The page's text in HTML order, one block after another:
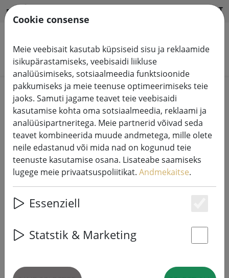
ET HILFE & SUPPORT
Otsi tooteid
Home Küünlad LED
Deluxe Homeart LED küünal
ehtsast vahast kaugjuhtimisega
10x10 cm valge
Cookie consense
Meie veebisait kasutab küpsiseid sisu ja reklaamide
isikupärastamiseks, veebisaidi liikluse
analüüsimiseks, sotsiaalmeedia funktsioonide
pakkumiseks ja meie teenuse optimeerimiseks teie
jaoks. Samuti jagame teavet teie veebisaidi
kasutamise kohta oma sotsiaalmeedia, reklaami ja
analüüsipartneritega. Meie partnerid võivad seda
teavet kombineerida muude andmetega, mille olete
neile edastanud või mida nad on kogunud teie
teenuste kasutamise osana. Lisateabe saamiseks
lugege meie privaatsuspoliitikat. Andmekaitse.
Essenziell
Statstik & Marketing